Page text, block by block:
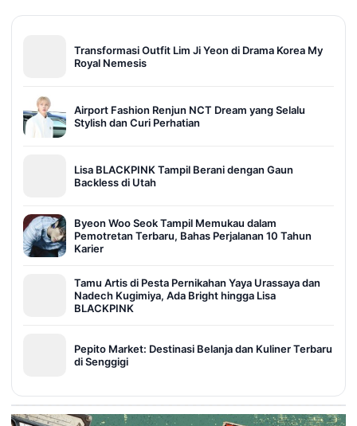
Transformasi Outfit Lim Ji Yeon di Drama Korea My
Royal Nemesis
Airport Fashion Renjun NCT Dream yang Selalu
Stylish dan Curi Perhatian
Lisa BLACKPINK Tampil Berani dengan Gaun
Backless di Utah
Byeon Woo Seok Tampil Memukau dalam
Pemotretan Terbaru, Bahas Perjalanan 10 Tahun
Karier
Tamu Artis di Pesta Pernikahan Yaya Urassaya dan
Nadech Kugimiya, Ada Bright hingga Lisa
BLACKPINK
Pepito Market: Destinasi Belanja dan Kuliner Terbaru
di Senggigi